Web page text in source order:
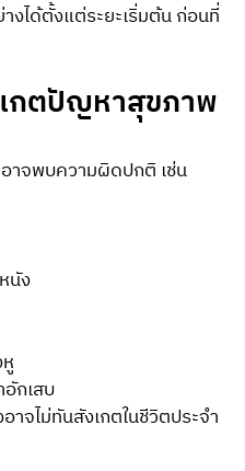
ได้ตั้งแต่ระยะเริ่มต้น ก่อนที่
กตปัญหาสุขภาพ
าจพบความผิดปกติ เช่น
นัง
กเสบ
จไม่ทันสังเกตในชีวิตประจำ